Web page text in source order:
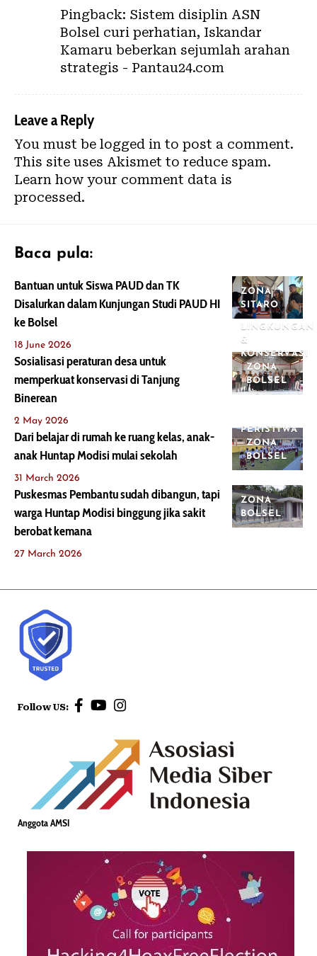
Pingback: Sistem disiplin ASN
Bolsel curi perhatian, Iskandar
Kamaru beberkan sejumlah arahan
strategis - Pantau24.com
Leave a Reply
You must be logged in to post a comment.
This site uses Akismet to reduce spam.
Learn how your comment data is
processed.
Baca pula:
ZONA
SITARO
Bantuan untuk Siswa PAUD dan TK
Disalurkan dalam Kunjungan Studi PAUD HI
ke Bolsel
18 June 2026
LINGKUNGAN
&
KONSERVASI
ZONA
BOLSEL
Sosialisasi peraturan desa untuk
memperkuat konservasi di Tanjung
Binerean
2 May 2026
PERISTIWA
ZONA
BOLSEL
Dari belajar di rumah ke ruang kelas, anak-
anak Huntap Modisi mulai sekolah
31 March 2026
ZONA
BOLSEL
Puskesmas Pembantu sudah dibangun, tapi
warga Huntap Modisi binggung jika sakit
berobat kemana
27 March 2026
Follow US:
Anggota AMSI